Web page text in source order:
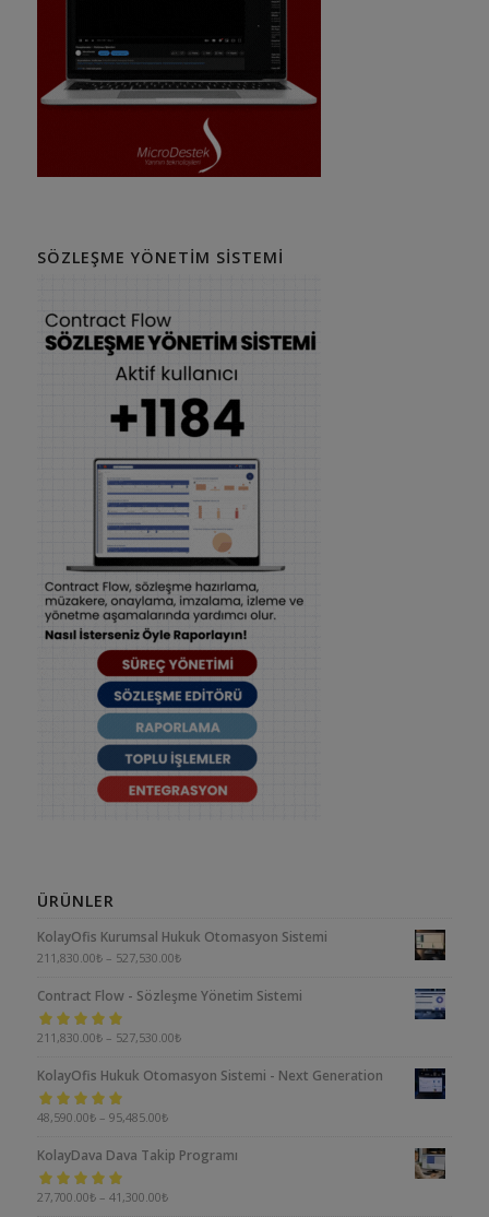
SÖZLEŞME YÖNETIM SISTEMI
ÜRÜNLER
KolayOfis Kurumsal Hukuk Otomasyon Sistemi
211,830.00₺ – 527,530.00₺
Contract Flow - Sözleşme Yönetim Sistemi
5 üzerinden
211,830.00₺ – 527,530.00₺
KolayOfis Hukuk Otomasyon Sistemi - Next Generation
5 üzerinden
48,590.00₺ – 95,485.00₺
KolayDava Dava Takip Programı
5 üzerinden
27,700.00₺ – 41,300.00₺